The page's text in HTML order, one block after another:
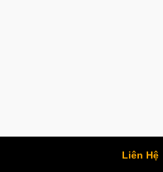
Liên Hệ